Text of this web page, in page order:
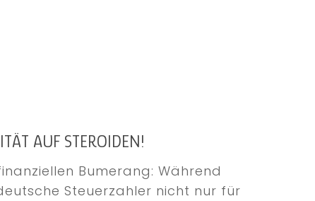
AUF STEROIDEN!
Bumerang: Während
Steuerzahler nicht nur für